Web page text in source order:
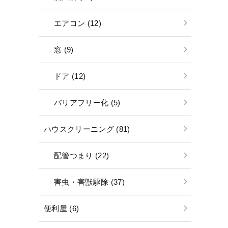
エアコン (12)
窓 (9)
ドア (12)
バリアフリー化 (5)
ハウスクリーニング (81)
配管つまり (22)
害虫・害獣駆除 (37)
便利屋 (6)